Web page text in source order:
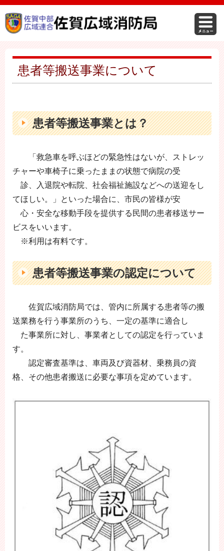
患者等搬送事業について
患者等搬送事業とは？
「救急車を呼ぶほどの緊急性はないが、ストレッ
チャーや車椅子に乗ったままの状態で病院の受
診、入退院や転院、社会福祉施設などへの送迎をし
てほしい。」といった場合に、市民の皆様が安
心・安全な移動手段を提供する民間の患者移送サー
ビスをいいます。
※利用は有料です。
患者等搬送事業の認定について
佐賀広域消防局では、管内に所属する患者等の搬
送業務を行う事業所のうち、一定の基準に適合し
た事業所に対し、事業者としての認定を行っていま
す。
認定審査基準は、車両及び資器材、乗務員の資
格、その他患者搬送に必要な事項を定めています。